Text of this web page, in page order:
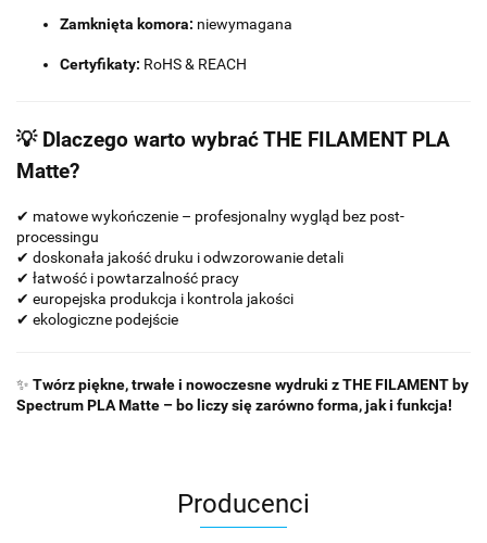
Zamknięta komora: niewymagana
Certyfikaty: RoHS & REACH
💡 Dlaczego warto wybrać THE FILAMENT PLA
Matte?
✔ matowe wykończenie – profesjonalny wygląd bez post-
processingu
✔ doskonała jakość druku i odwzorowanie detali
✔ łatwość i powtarzalność pracy
✔ europejska produkcja i kontrola jakości
✔ ekologiczne podejście
✨ Twórz piękne, trwałe i nowoczesne wydruki z THE FILAMENT by
Spectrum PLA Matte – bo liczy się zarówno forma, jak i funkcja!
Producenci